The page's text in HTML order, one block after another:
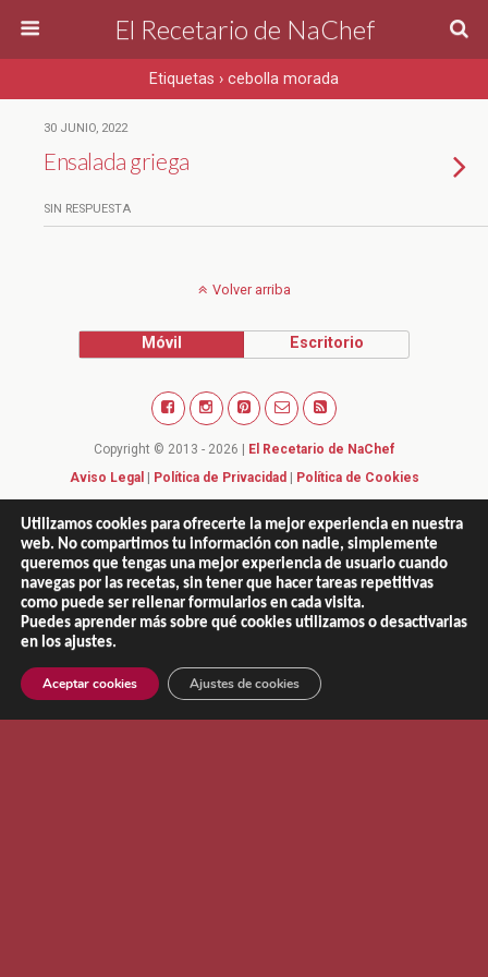
El Recetario de NaChef
Etiquetas › cebolla morada
30 JUNIO, 2022
Ensalada griega
SIN RESPUESTA
Volver arriba
Móvil Escritorio
Utilizamos cookies para ofrecerte la mejor experiencia en nuestra
web. No compartimos tu información con nadie, simplemente
queremos que tengas una mejor experiencia de usuario cuando
navegas por las recetas, sin tener que hacer tareas repetitivas
como puede ser rellenar formularios en cada visita.
Puedes aprender más sobre qué cookies utilizamos o desactivarlas
en los ajustes.
Aceptar cookies Ajustes de cookies
Copyright © 2013 - 2026 | El Recetario de NaChef
Aviso Legal | Política de Privacidad | Política de Cookies